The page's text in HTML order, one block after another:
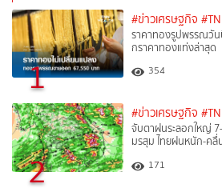
1
#ข่าวเศรษฐกิจ
ราคาทองรูปพรรณวัน
กราคาทองแท่งล่าสุด
354
2
#ข่าวเศรษฐกิจ
จับตาฝนระลอกใหญ่
มรสุม ไทยฝนหนัก-คลื่
171